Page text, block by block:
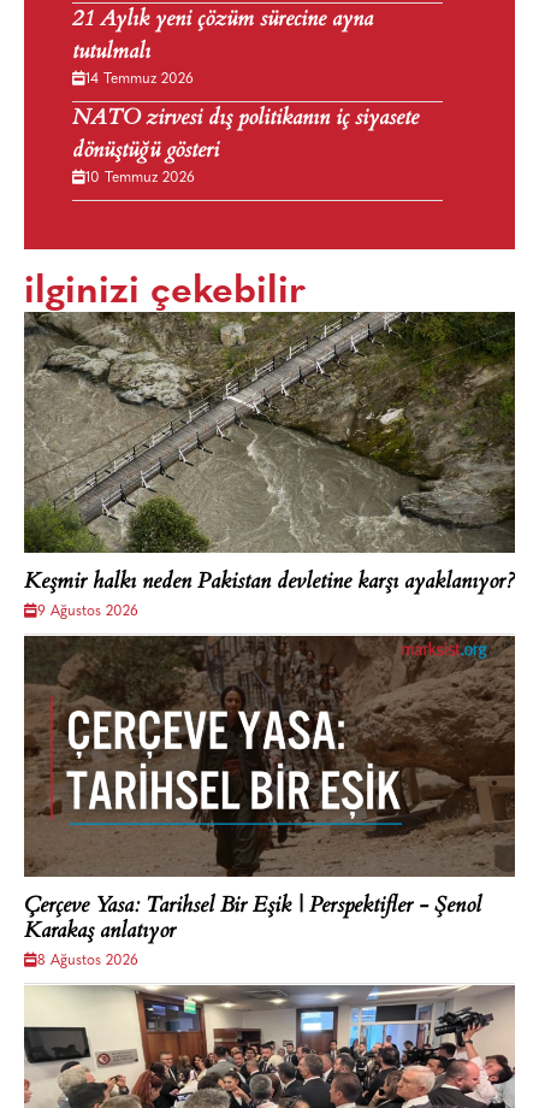
21 Aylık yeni çözüm sürecine ayna
tutulmalı
14 Temmuz 2026
NATO zirvesi dış politikanın iç siyasete
dönüştüğü gösteri
10 Temmuz 2026
ilginizi çekebilir
Keşmir halkı neden Pakistan devletine karşı ayaklanıyor?
9 Ağustos 2026
Çerçeve Yasa: Tarihsel Bir Eşik | Perspektifler - Şenol
Karakaş anlatıyor
8 Ağustos 2026